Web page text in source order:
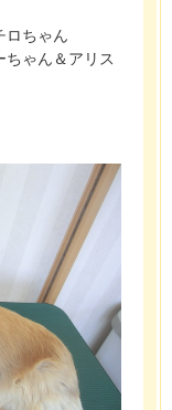
ロちゃん
ちゃん＆アリス